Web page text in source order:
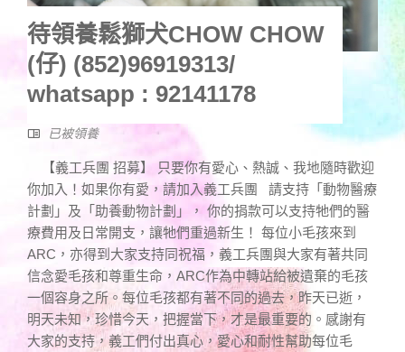
待領養鬆獅犬CHOW CHOW
(仔) (852)96919313/
whatsapp : 92141178
已被領養
【義工兵團 招募】 只要你有愛心、熱誠、我地隨時歡迎
你加入！如果你有愛，請加入義工兵團 請支持「動物醫療
計劃」及「助養動物計劃」， 你的捐款可以支持牠們的醫
療費用及日常開支，讓牠們重過新生！ 每位小毛孩來到
ARC，亦得到大家支持同祝福，義工兵團與大家有著共同
信念愛毛孩和尊重生命，ARC作為中轉站給被遺棄的毛孩
一個容身之所。每位毛孩都有著不同的過去，昨天已逝，
明天未知，珍惜今天，把握當下，才是最重要的。感謝有
大家的支持，義工們付出真心，愛心和耐性幫助每位毛